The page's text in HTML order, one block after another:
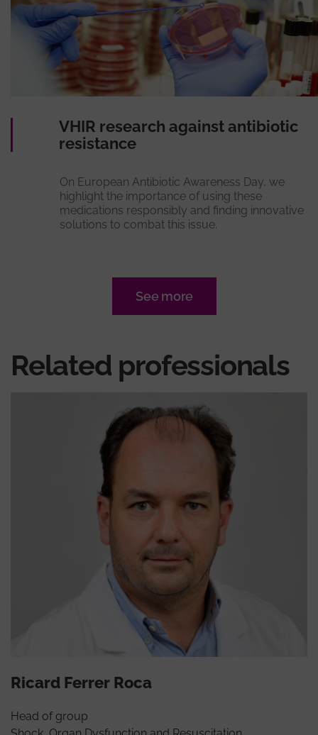
VHIR research against antibiotic
resistance
On European Antibiotic Awareness Day, we
highlight the importance of using these
medications responsibly and finding innovative
solutions to combat this issue.
See more
Related professionals
Ricard Ferrer Roca
Head of group